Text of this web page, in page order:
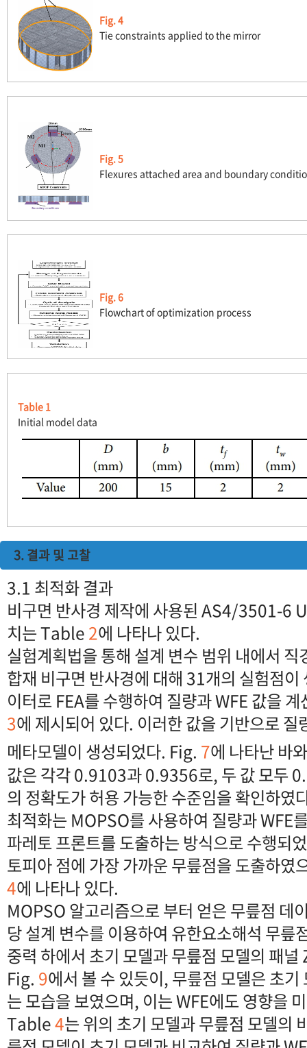
Fig. 4
Tie constraints applied to the mirror
Fig. 5
Flexures attached area and boundary
Fig. 6
Flowchart of optimization process
Table 1
Initial model data
3. 결과 및 고찰
3.1 최적화 결과
비구면 반사경 제작에 사용된 AS4/3501-6
치는 Table2에 나타나 있다.
실험계획법을 통해 설계 변수 범위 내에서
합재 비구면 반사경에 대해 31개의 실험점
이터로 FEA를 수행하여 질량과 WFE 값을
3에 제시되어 있다. 이러한 값을 기반으로 질
메타모델이 생성되었다. Fig. 7에 나타난 바
값은 각각 0.9103과 0.9356로, 두 값 모두
의 정확도가 허용 가능한 수준임을 확인하였
최적화는 MOPSO를 사용하여 질량과 WFE
파레토 프론트를 도출하는 방식으로 수행되
토피아 점에 가장 가까운 무릎점을 도출하
4에 나타나 있다.
MOPSO 알고리즘으로 부터 얻은 무릎점 데
당 설계 변수를 이용하여 유한요소해석 무릎
중력 하에서 초기 모델과 무릎점 모델의 패
Fig. 9에서 볼 수 있듯이, 무릎점 모델은 초
는 모습을 보였으며, 이는 WFE에도 영향을
Table4는 위의 초기 모델과 무릎점 모델의